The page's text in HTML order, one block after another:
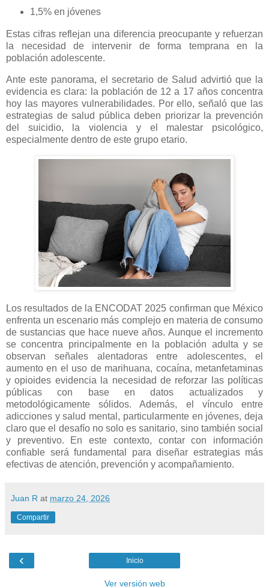
1,5% en jóvenes
Estas cifras reflejan una diferencia preocupante y refuerzan
la necesidad de intervenir de forma temprana en la
población adolescente.
Ante este panorama, el secretario de Salud advirtió que la
evidencia es clara: la población de 12 a 17 años concentra
hoy las mayores vulnerabilidades. Por ello, señaló que las
estrategias de salud pública deben priorizar la prevención
del suicidio, la violencia y el malestar psicológico,
especialmente dentro de este grupo etario.
Los resultados de la ENCODAT 2025 confirman que México
enfrenta un escenario más complejo en materia de consumo
de sustancias que hace nueve años. Aunque el incremento
se concentra principalmente en la población adulta y se
observan señales alentadoras entre adolescentes, el
aumento en el uso de marihuana, cocaína, metanfetaminas
y opioides evidencia la necesidad de reforzar las políticas
públicas con base en datos actualizados y
metodológicamente sólidos. Además, el vínculo entre
adicciones y salud mental, particularmente en jóvenes, deja
claro que el desafío no solo es sanitario, sino también social
y preventivo. En este contexto, contar con información
confiable será fundamental para diseñar estrategias más
efectivas de atención, prevención y acompañamiento.
Juan R at marzo 24, 2026
Compartir
‹ Inicio
Ver versión web